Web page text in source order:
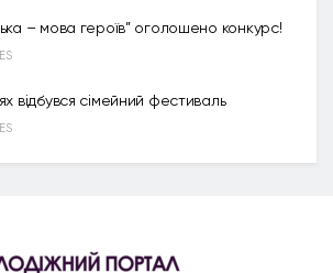
– мова героїв” оголошено конкурс!
відбувся сімейний фестиваль